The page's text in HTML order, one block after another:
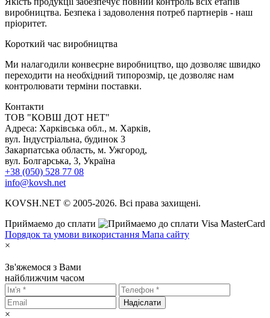
виробництва. Безпека і задоволення потреб партнерів - наш
пріоритет.
Короткий час виробництва
Ми налагодили конвеєрне виробництво, що дозволяє швидко
переходити на необхідний типорозмір, це дозволяє нам
контролювати терміни поставки.
Контакти
TOB "КОВШ ДОТ НЕТ"
Адреса: Харківська обл., м. Харків,
вул. Індустріальна, будинок 3
Закарпатська область, м. Ужгород,
вул. Болгарська, 3, Україна
+38 (050) 528 77 08
info@kovsh.net
KOVSH.NET © 2005-2026. Всі права захищені.
Приймаемо до сплати
Порядок та умови використання Мапа сайту
×
Зв'яжемося з Вами
найближчим часом
Надіслати
×